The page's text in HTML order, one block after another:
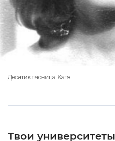
Десятикласница Катя
Твои университеты